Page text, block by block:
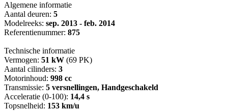
Algemene informatie
Aantal deuren: 5
Modelreeks: sep. 2013 - feb. 2014
Referentienummer: 875
Technische informatie
Vermogen: 51 kW (69 PK)
Aantal cilinders: 3
Motorinhoud: 998 cc
Transmissie: 5 versnellingen, Handgeschakeld
Acceleratie (0-100): 14,4 s
Topsnelheid: 153 km/u